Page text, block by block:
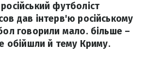
футболіст
дав інтерв'ю російському
говорили мало. більше –
обійшли й тему Криму.